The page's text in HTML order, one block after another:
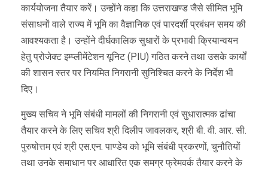
कार्ययोजना तैयार करें। उन्होंने कहा कि उत्तराखण्ड जैसे सीमित भूमि
संसाधनों वाले राज्य में भूमि का वैज्ञानिक एवं पारदर्शी प्रबंधन समय की
आवश्यकता है। उन्होंने दीर्घकालिक सुधारों के प्रभावी क्रियान्वयन
हेतु प्रोजेक्ट इम्प्लीमेंटेशन यूनिट (PIU) गठित करने तथा उसके कार्यों
की शासन स्तर पर नियमित निगरानी सुनिश्चित करने के निर्देश भी
दिए।
मुख्य सचिव ने भूमि संबंधी मामलों की निगरानी एवं सुधारात्मक ढांचा
तैयार करने के लिए सचिव श्री दिलीप जावलकर, श्री बी. वी. आर. सी.
पुरुषोत्तम एवं श्री एस.एन. पाण्डेय को भूमि संबंधी प्रकरणों, चुनौतियों
तथा उनके समाधान पर आधारित एक समग्र फ्रेमवर्क तैयार करने के